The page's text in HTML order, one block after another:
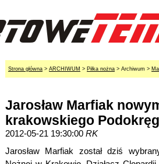
Strona główna > ARCHIWUM > Piłka nożna > Archiwum >
Jarosław Marfiak
krakowskiego
2012-05-21 19:30:00 RK
Jarosław Marfiak został dziś